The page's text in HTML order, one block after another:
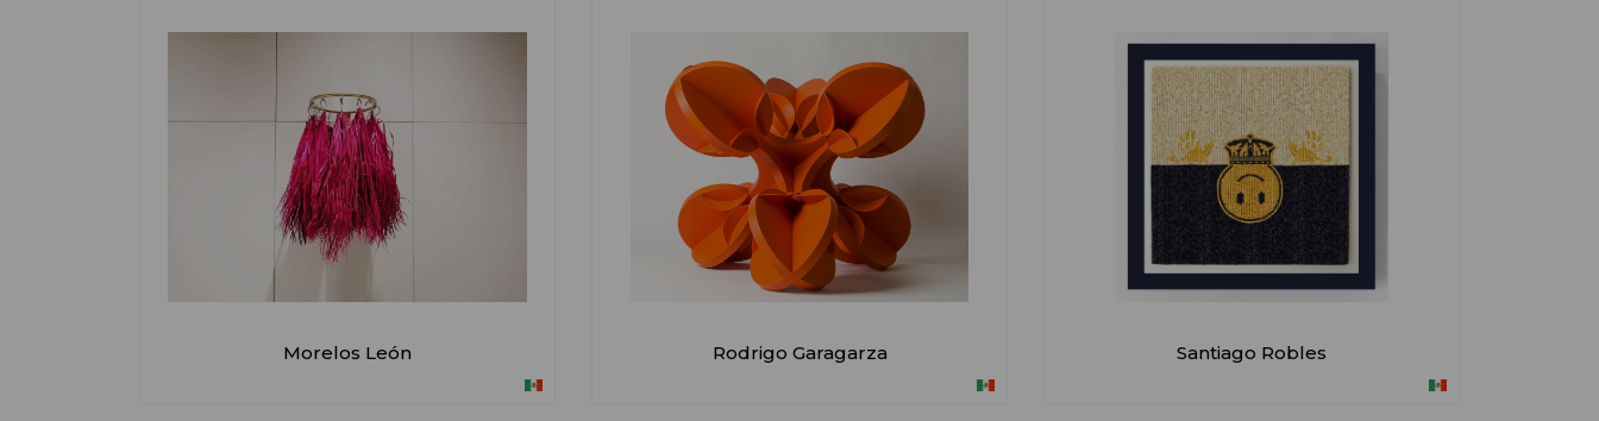
Santiago Robles
Rodrigo Garagarza
Morelos León